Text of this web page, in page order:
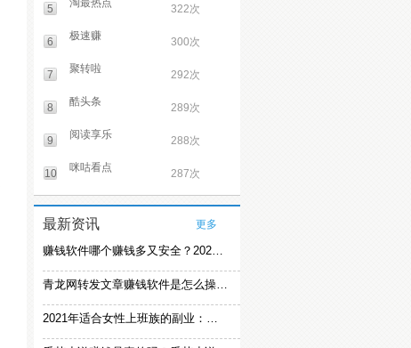
5 淘最热点 322次
6 极速赚 300次
7 聚转啦 292次
8 酷头条 289次
9 阅读享乐 288次
10 咪咕看点 287次
最新资讯 更多
赚钱软件哪个赚钱多又安全？2021精选赚钱软件
青龙网转发文章赚钱软件是怎么操作的？
2021年适合女性上班族的副业：女生在家赚钱兼职推荐